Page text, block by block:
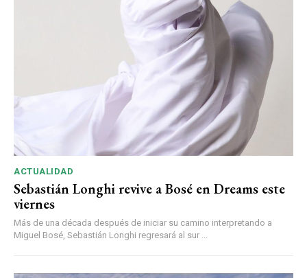
ACTUALIDAD
Sebastián Longhi revive a Bosé en Dreams este
viernes
Más de una década después de iniciar su camino interpretando a
Miguel Bosé, Sebastián Longhi regresará al sur ...